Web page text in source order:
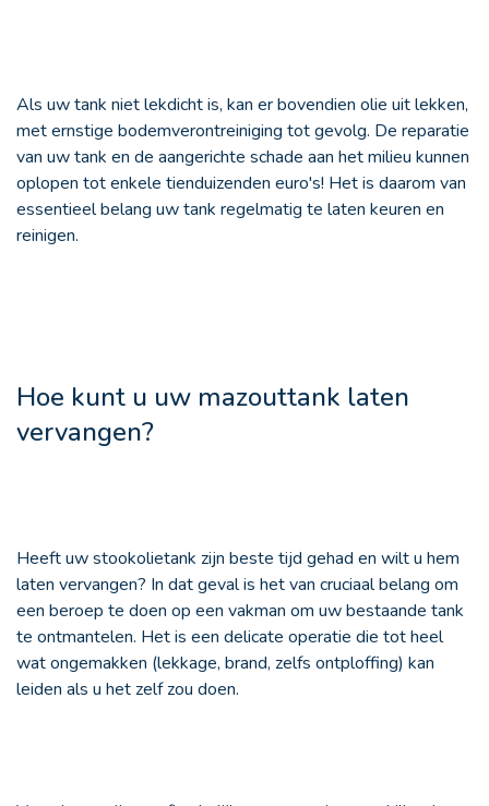
Als uw tank niet lekdicht is, kan er bovendien olie uit lekken,
met ernstige bodemverontreiniging tot gevolg. De reparatie
van uw tank en de aangerichte schade aan het milieu kunnen
oplopen tot enkele tienduizenden euro's! Het is daarom van
essentieel belang uw tank regelmatig te laten keuren en
reinigen.
Hoe kunt u uw mazouttank laten
vervangen?
Heeft uw stookolietank zijn beste tijd gehad en wilt u hem
laten vervangen? In dat geval is het van cruciaal belang om
een beroep te doen op een vakman om uw bestaande tank
te ontmantelen. Het is een delicate operatie die tot heel
wat ongemakken (lekkage, brand, zelfs ontploffing) kan
leiden als u het zelf zou doen.